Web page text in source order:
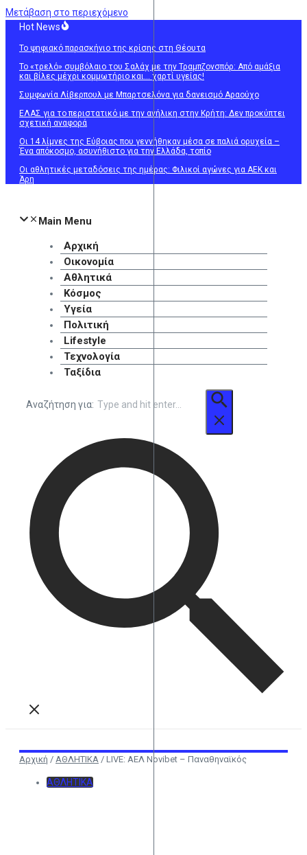
Μετάβαση στο περιεχόμενο
Hot News
Το ψηφιακό παρασκήνιο της κρίσης στη Θέουτα
Το «τρελό» συμβόλαιο του Σαλάχ με την Τραμπζονσπόρ: Από αμάξια
και βίλες μέχρι κομμωτήριο και… χαρτί υγείας!
Συμφωνία Λίβερπουλ με Μπαρτσελόνα για δανεισμό Αραούχο
ΕΛΑΣ για το περιστατικό με την ανήλικη στην Κρήτη: Δεν προκύπτει
σχετική αναφορά
Οι 14 λίμνες της Εύβοιας που γεννήθηκαν μέσα σε παλιά ορυχεία –
Ένα απόκοσμο, ασυνήθιστο για την Ελλάδα, τοπίο
Οι αθλητικές μεταδόσεις της ημέρας: Φιλικοί αγώνες για ΑΕΚ και
Άρη
Main Menu
Αρχική
Οικονομία
Αθλητικά
Κόσμος
Υγεία
Πολιτική
Lifestyle
Τεχνολογία
Ταξίδια
Αναζήτηση για:
Αρχική / ΑΘΛΗΤΙΚΑ / LIVE: ΑΕΛ Novibet – Παναθηναϊκός
ΑΘΛΗΤΙΚΑ